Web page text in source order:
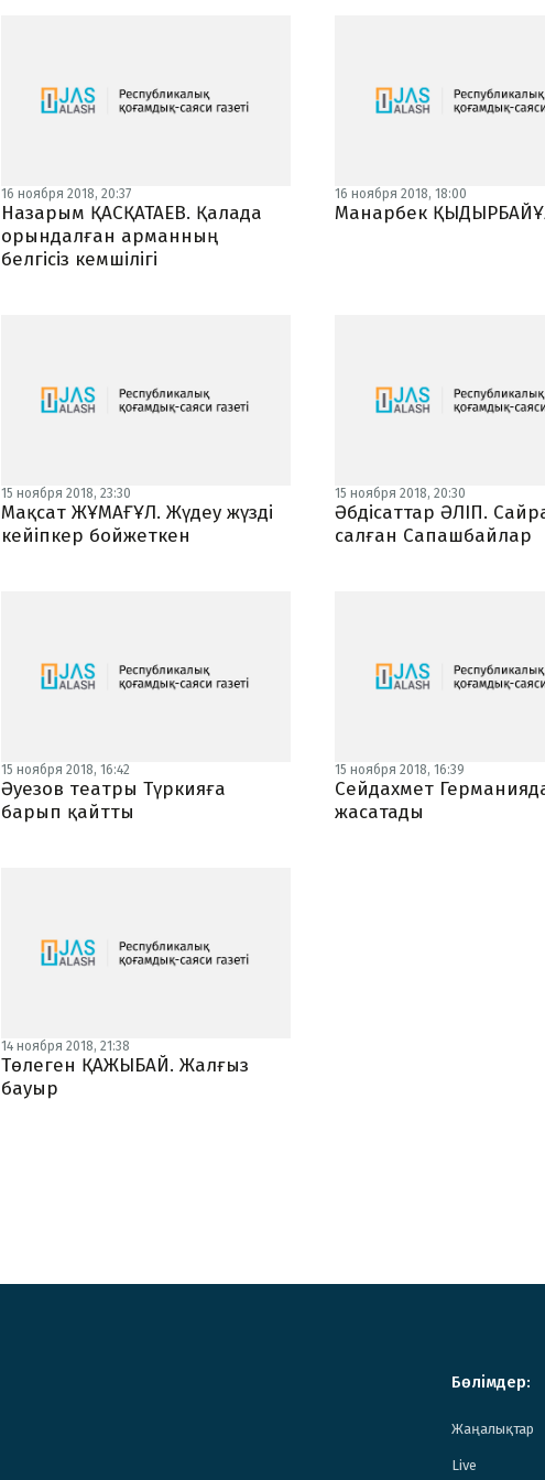
16 ноября 2018, 20:37
Назарым ҚАСҚАТАЕВ. Қалада
орындалған арманның
белгісіз кемшілігі
16 ноября 2018, 18:00
Манарбек
15 ноября 2018, 23:30
Мақсат ЖҰМАҒҰЛ. Жүдеу жүзді
кейіпкер бойжеткен
15 ноября 2018, 20:30
Әбдісаттар ӘЛІП.
салған Сапашбайлар
15 ноября 2018, 16:42
Әуезов театры Түркияға
барып қайтты
15 ноября 2018, 16:39
Сейдахмет
жасатады
14 ноября 2018, 21:38
Төлеген ҚАЖЫБАЙ. Жалғыз
бауыр
Бөлімдер:
Жаңалықтар
Live